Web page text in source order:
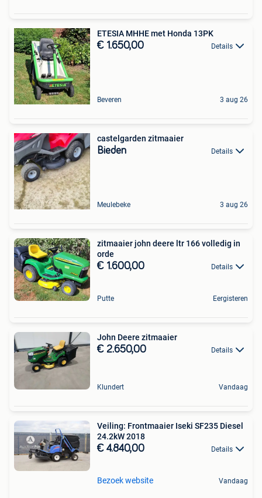
ETESIA MHHE met Honda 13PK
€ 1.650,00 Details
Beveren 3 aug 26
castelgarden zitmaaier
Bieden Details
Meulebeke 3 aug 26
zitmaaier john deere ltr 166 volledig in
orde
€ 1.600,00 Details
Putte Eergisteren
John Deere zitmaaier
€ 2.650,00 Details
Klundert Vandaag
Veiling: Frontmaaier Iseki SF235 Diesel
24.2kW 2018
€ 4.840,00 Details
Bezoek website Vandaag